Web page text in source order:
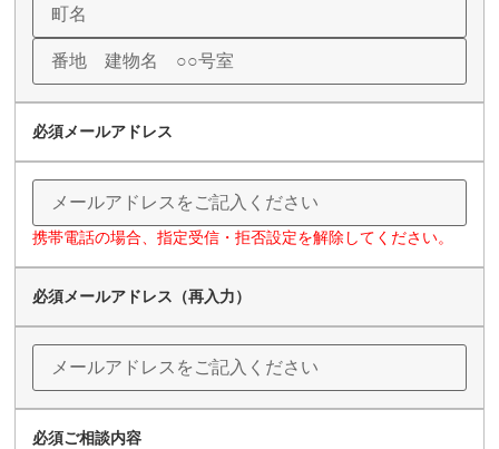
必須メールアドレス
携帯電話の場合、指定受信・拒否設定を解除してください。
必須メールアドレス（再入力）
必須ご相談内容